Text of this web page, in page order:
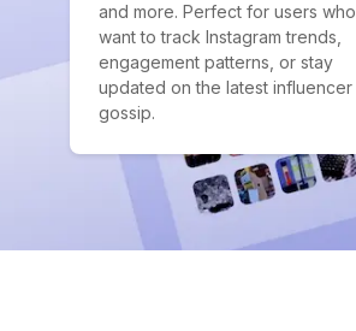
and more. Perfect for users who
want to track Instagram trends,
engagement patterns, or stay
updated on the latest influencer
gossip.